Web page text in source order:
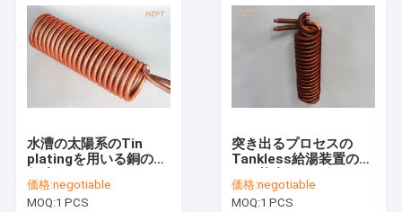
水漕の太陽系のTin
platingを用いる銅の熱
価格:negotiable
MOQ:1 PCS
突き出るプロセスの
Tankless給湯装置のた
れのコイルの熱交換器
価格:negotiable
MOQ:1 PCS